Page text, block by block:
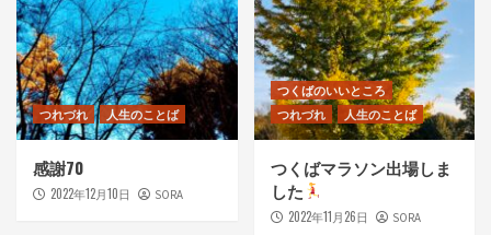
つれづれ 人生のことば
感謝70
2022年12月10日 SORA
つくばのいいところ
つれづれ
人生のことば
つくばマラソン出場しま
した
2022年11月26日 SORA